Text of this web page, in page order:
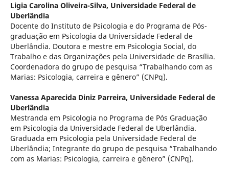
Ligia Carolina Oliveira-Silva, Universidade Federal de
Uberlândia
Docente do Instituto de Psicologia e do Programa de Pós-
graduação em Psicologia da Universidade Federal de
Uberlândia. Doutora e mestre em Psicologia Social, do
Trabalho e das Organizações pela Universidade de Brasília.
Coordenadora do grupo de pesquisa “Trabalhando com as
Marias: Psicologia, carreira e gênero” (CNPq).
Vanessa Aparecida Diniz Parreira, Universidade Federal de
Uberlândia
Mestranda em Psicologia no Programa de Pós Graduação
em Psicologia da Universidade Federal de Uberlândia.
Graduada em Psicologia pela Universidade Federal de
Uberlândia; Integrante do grupo de pesquisa “Trabalhando
com as Marias: Psicologia, carreira e gênero” (CNPq).